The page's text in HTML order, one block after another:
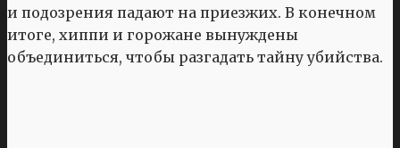
и подозрения падают на приезжих. В конечном
итоге, хиппи и горожане вынуждены
объединиться, чтобы разгадать тайну убийства.